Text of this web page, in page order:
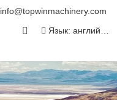
info@topwinmachinery.com
Язык: английский